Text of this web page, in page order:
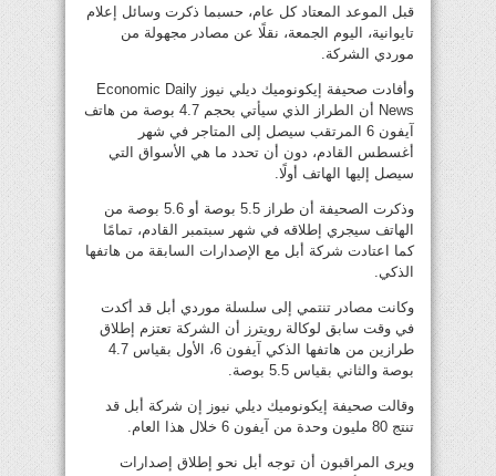
قبل الموعد المعتاد كل عام، حسبما ذكرت وسائل إعلام
تايوانية، اليوم الجمعة، نقلًا عن مصادر مجهولة من
موردي الشركة.
وأفادت صحيفة إيكونوميك ديلي نيوز Economic Daily
News أن الطراز الذي سيأتي بحجم 4.7 بوصة من هاتف
آيفون 6 المرتقب سيصل إلى المتاجر في شهر
أغسطس القادم، دون أن تحدد ما هي الأسواق التي
سيصل إليها الهاتف أولًا.
وذكرت الصحيفة أن طراز 5.5 بوصة أو 5.6 بوصة من
الهاتف سيجري إطلاقه في شهر سبتمبر القادم، تمامًا
كما اعتادت شركة أبل مع الإصدارات السابقة من هاتفها
الذكي.
وكانت مصادر تنتمي إلى سلسلة موردي أبل قد أكدت
في وقت سابق لوكالة رويترز أن الشركة تعتزم إطلاق
طرازين من هاتفها الذكي آيفون 6، الأول بقياس 4.7
بوصة والثاني بقياس 5.5 بوصة.
وقالت صحيفة إيكونوميك ديلي نيوز إن شركة أبل قد
تنتج 80 مليون وحدة من آيفون 6 خلال هذا العام.
ويرى المراقبون أن توجه أبل نحو إطلاق إصدارات